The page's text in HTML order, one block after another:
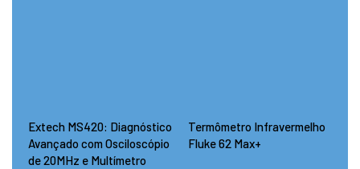
Extech MS420: Diagnóstico
Avançado com Osciloscópio
de 20MHz e Multímetro
Termômetro Infravermelho
Fluke 62 Max+